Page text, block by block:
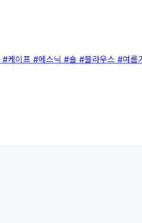
#케이프 #에스닉 #숄 #블라우스 #여름